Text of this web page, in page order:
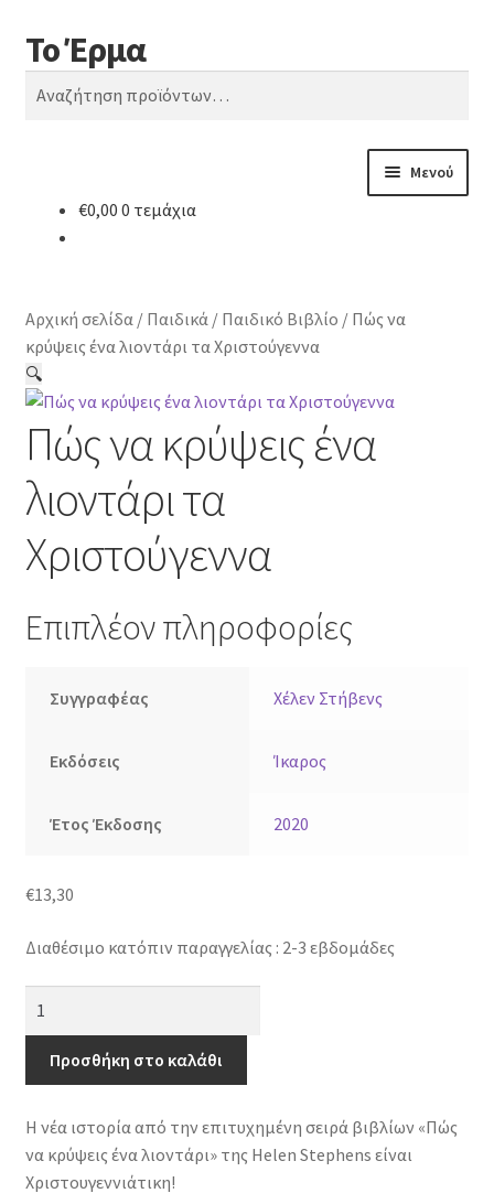
Απευθείας
μετάβαση
στην
Μετάβαση
σε
περιεχόμενο
Το Έρμα
Αναζήτηση
Αναζήτηση
Μενού
Κατηγορίες Βιβλίων
Συχνές Ερωτήσεις
Επικοινωνία
€0,00 0 τεμάχια
Αρχική σελίδα/ Παιδικά/ Παιδικό Βιβλίο / Πώς να
κρύψεις ένα λιοντάρι τα Χριστούγεννα
🔍
Πώς να κρύψεις ένα
λιοντάρι τα
Χριστούγεννα
Επιπλέον πληροφορίες
Συγγραφέας Χέλεν Στήβενς
Εκδόσεις Ίκαρος
Έτος Έκδοσης 2020
€13,30
Διαθέσιμο κατόπιν παραγγελίας : 2-3 εβδομάδες
κρύψεις
ένα
τα
Χριστούγεννα
ποσότητα
Προσθήκη στο καλάθι
Η νέα ιστορία από την επιτυχημένη σειρά βιβλίων «Πώς
να κρύψεις ένα λιοντάρι» της Helen Stephens είναι
Χριστουγεννιάτικη!